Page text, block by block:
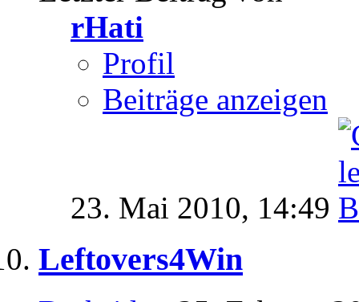
rHati
Profil
Beiträge anzeigen
23. Mai 2010, 14:49
Leftovers4Win